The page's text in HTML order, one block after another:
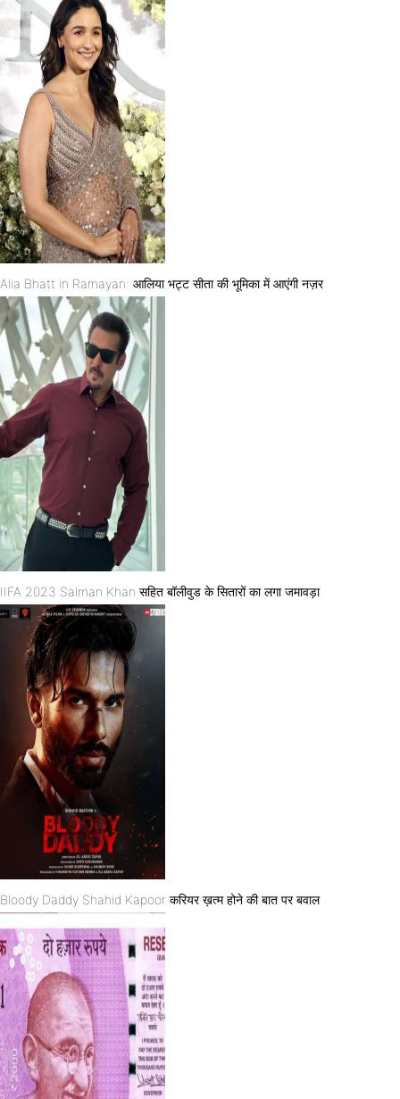
Alia Bhatt in Ramayan: आलिया भट्ट सीता की भूमिका में आएंगी नज़र
IIFA 2023 Salman Khan सहित बॉलीवुड के सितारों का लगा जमावड़ा
Bloody Daddy Shahid Kapoor करियर ख़त्म होने की बात पर बवाल